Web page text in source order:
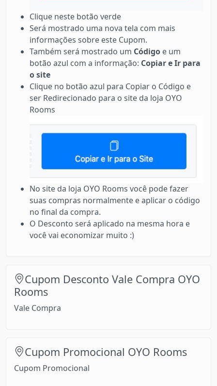
Clique neste botão verde
Será mostrado uma nova tela com mais
informações sobre este Cupom.
Também será mostrado um Código e um
botão azul com a informação: Copiar e Ir para
o site
Clique no botão azul para Copiar o Código e
ser Redirecionado para o site da loja OYO
Rooms
No site da loja OYO Rooms você pode fazer
suas compras normalmente e aplicar o código
no final da compra.
O Desconto será aplicado na mesma hora e
você vai economizar muito :)
Cupom Desconto Vale Compra OYO
Rooms
Vale Compra
Cupom Promocional OYO Rooms
Cupom Promocional